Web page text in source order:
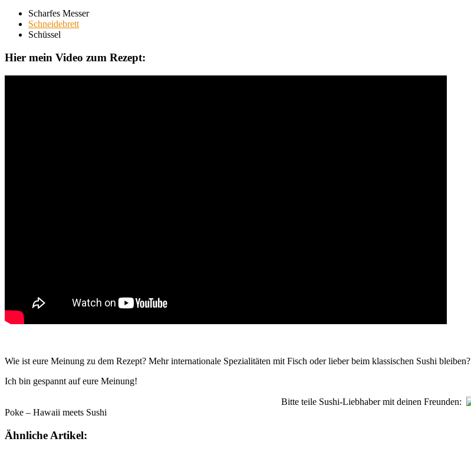
Scharfes Messer
Schneidebrett
Schüssel
Hier mein Video zum Rezept:
Wie ist eure Meinung zu dem Rezept? Mehr internationale Spezialitäten mit Fisch oder lieber beim klassischen Sushi bleiben?
Ich bin gespannt auf eure Meinung!
Bitte teile Sushi-Liebhaber mit deinen Freunden:
Poke – Hawaii meets Sushi
Ähnliche Artikel: